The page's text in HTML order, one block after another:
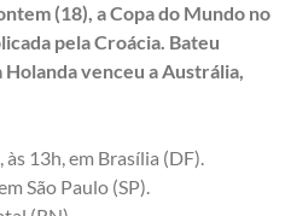
(18), a Copa do Mundo no
pela Croácia. Bateu
Holanda venceu a Austrália,
13h, em Brasília (DF).
São Paulo (SP).